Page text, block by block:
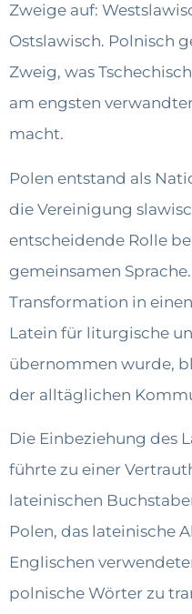
Zweige auf:
Ostslawisch. Polnisch
Zweig, was
am engsten
macht.
Polen entstand als
die Vereinigung
entscheidende Rolle
gemeinsamen
Transformation in
Latein für liturgische
übernommen wurde,
der alltäglichen
Die Einbeziehung des
führte zu einer
lateinischen
Polen, das lateinische
Englischen
polnische Wörter zu